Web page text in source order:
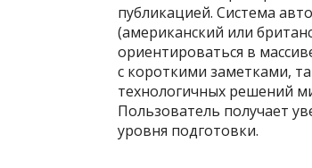
публикацией. Система
(американский или
ориентироваться в
с короткими заметками,
технологичных решений
Пользователь получает
уровня подготовки.